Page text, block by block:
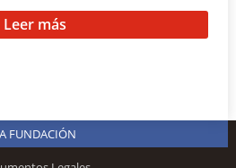
Leer más
FUNDACIÓN